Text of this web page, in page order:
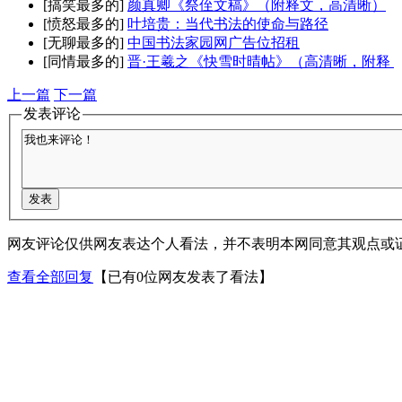
[搞笑最多的] 颜真卿《祭侄文稿》（附释文，高清晰）
[愤怒最多的] 叶培贵：当代书法的使命与路径
[无聊最多的] 中国书法家园网广告位招租
[同情最多的] 晋·王羲之《快雪时晴帖》（高清晰，附释
上一篇 下一篇
发表评论
网友评论仅供网友表达个人看法，并不表明本网同意其观点或
查看全部回复 【已有0位网友发表了看法】